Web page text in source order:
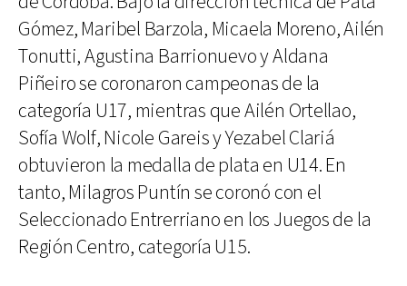
Gómez, Maribel Barzola, Micaela Moreno, Ailén
Tonutti, Agustina Barrionuevo y Aldana
Piñeiro se coronaron campeonas de la
categoría U17, mientras que Ailén Ortellao,
Sofía Wolf, Nicole Gareis y Yezabel Clariá
obtuvieron la medalla de plata en U14. En
tanto, Milagros Puntín se coronó con el
Seleccionado Entrerriano en los Juegos de la
Región Centro, categoría U15.